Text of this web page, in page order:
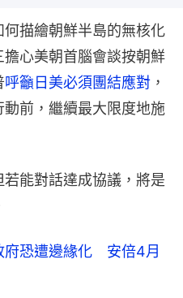
描繪朝鮮半島的無核化
心美朝首腦會談按朝鮮
呼籲日美必須團結應對 ，
前，繼續最大限度地施
能對話達成協議，將是
恐遭邊緣化 安倍4月